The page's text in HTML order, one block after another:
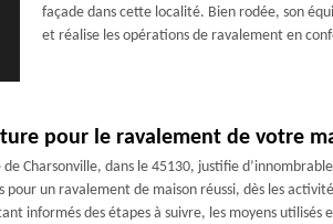
façade dans cette localité. Bien rodée, son
et réalise les opérations de ravalement en
pour le ravalement de votre
Charsonville, dans le 45130, justifie
un ravalement de maison réussi, dès les
informés des étapes à suivre, les moyens utilisés